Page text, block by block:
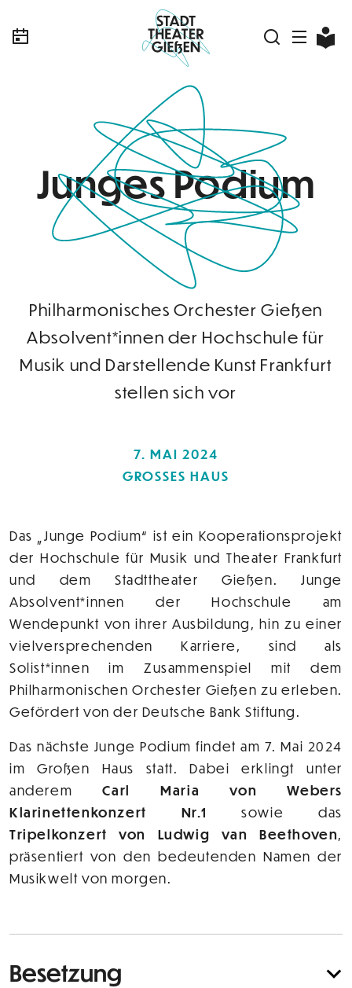
Junges Podium
Philharmonisches Orchester Gießen
Absolvent*innen der Hochschule für
Musik und Darstellende Kunst Frankfurt
stellen sich vor
7. MAI 2024
GROSSES HAUS
Das „Junge Podium“ ist ein Kooperationsprojekt
der Hochschule für Musik und Theater Frankfurt
und dem Stadttheater Gießen. Junge
Absolvent*innen der Hochschule am
Wendepunkt von ihrer Ausbildung, hin zu einer
vielversprechenden Karriere, sind als
Solist*innen im Zusammenspiel mit dem
Philharmonischen Orchester Gießen zu erleben.
Gefördert von der Deutsche Bank Stiftung.
Das nächste Junge Podium findet am 7. Mai 2024
im Großen Haus statt. Dabei erklingt unter
anderem Carl Maria von Webers
Klarinettenkonzert Nr.1
sowie das
Tripelkonzert von Ludwig van Beethoven,
präsentiert von den bedeutenden Namen der
Musikwelt von morgen.
Besetzung